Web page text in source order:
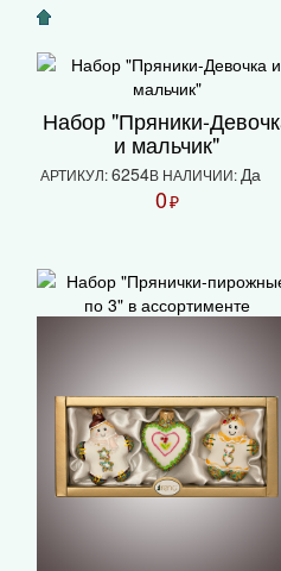
Набор "Пряники-
и мальчик"
АРТИКУЛ:6254В НАЛИЧИИ: Да
0₽